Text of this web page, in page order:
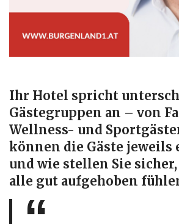
Ihr Hotel spricht
Gästegruppen an – von
Wellness- und
können die Gäste jeweils
und wie stellen Sie sicher,
alle gut aufgehoben